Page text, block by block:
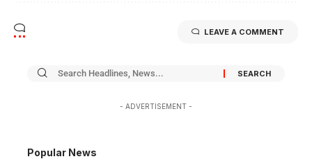
LEAVE A COMMENT
- ADVERTISEMENT -
Popular News